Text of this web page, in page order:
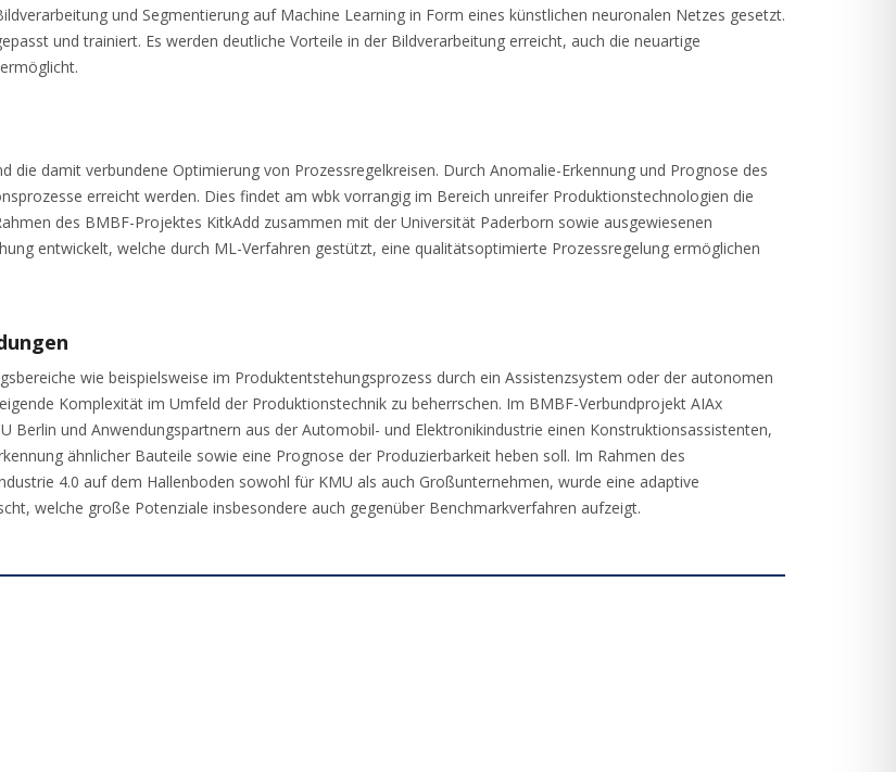
und Segmentierung auf Machine Learning in Form eines künstlichen neuronalen Netzes gesetzt.
und trainiert. Es werden deutliche Vorteile in der Bildverarbeitung erreicht, auch die neuartige
die damit verbundene Optimierung von Prozessregelkreisen. Durch Anomalie-Erkennung und Prognose des
erreicht werden. Dies findet am wbk vorrangig im Bereich unreifer Produktionstechnologien die
des BMBF-Projektes KitkAdd zusammen mit der Universität Paderborn sowie ausgewiesenen
entwickelt, welche durch ML-Verfahren gestützt, eine qualitätsoptimierte Prozessregelung ermöglichen
wie beispielsweise im Produktentstehungsprozess durch ein Assistenzsystem oder der autonomen
Komplexität im Umfeld der Produktionstechnik zu beherrschen. Im BMBF-Verbundprojekt AIAx
Berlin und Anwendungspartnern aus der Automobil- und Elektronikindustrie einen Konstruktionsassistenten,
ähnlicher Bauteile sowie eine Prognose der Produzierbarkeit heben soll. Im Rahmen des
4.0 auf dem Hallenboden sowohl für KMU als auch Großunternehmen, wurde eine adaptive
welche große Potenziale insbesondere auch gegenüber Benchmarkverfahren aufzeigt.